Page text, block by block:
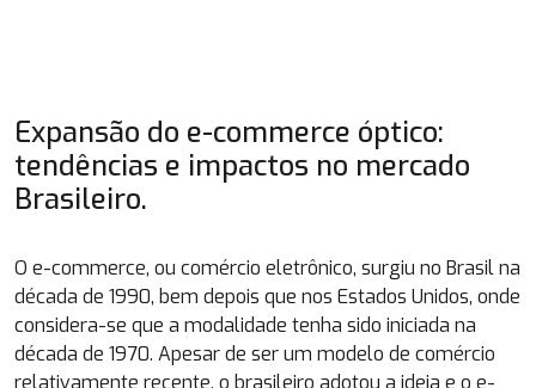
Expansão do e-commerce óptico:
tendências e impactos no mercado
Brasileiro.
O e-commerce, ou comércio eletrônico, surgiu no Brasil na
década de 1990, bem depois que nos Estados Unidos, onde
considera-se que a modalidade tenha sido iniciada na
década de 1970. Apesar de ser um modelo de comércio
relativamente recente, o brasileiro adotou a ideia e o e-